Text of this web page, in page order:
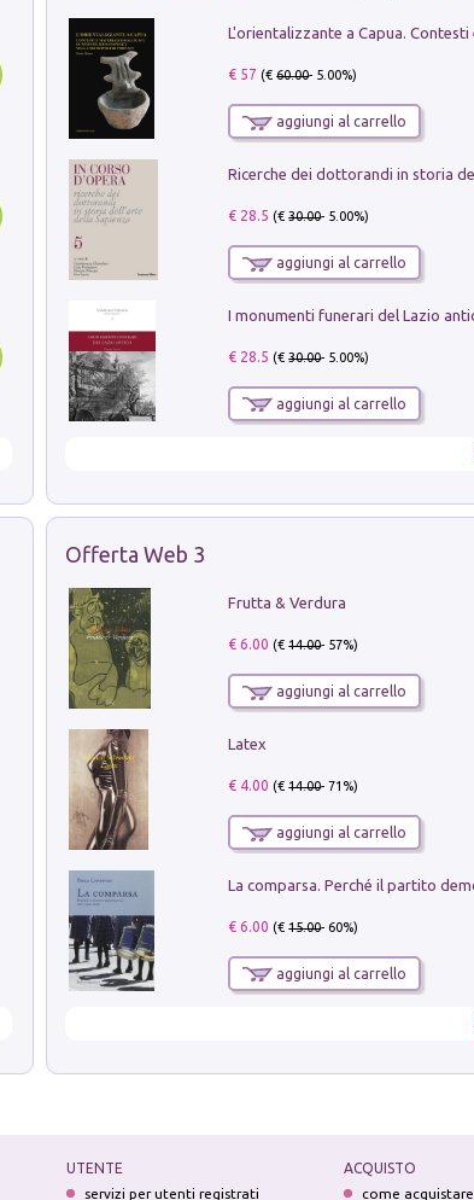
€ 57 (€60.00- 5.00%)
aggiungi al carrello
€ 28.5 (€30.00- 5.00%)
aggiungi al carrello
€ 28.5 (€30.00- 5.00%)
aggiungi al carrello
Offerta Web 3
Frutta & Verdura
€ 6.00 (€14.00- 57%)
aggiungi al carrello
Latex
€ 4.00 (€14.00- 71%)
aggiungi al carrello
€ 6.00 (€15.00- 60%)
aggiungi al carrello
UTENTE
servizi per utenti registrati
ACQUISTO
come acquistare